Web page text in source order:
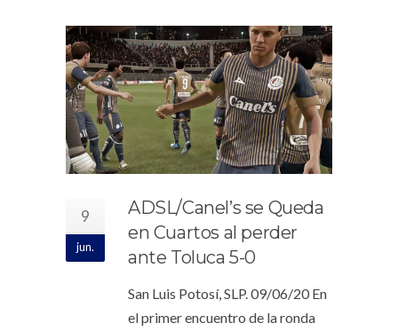
9
jun.
ADSL/Canel’s se Queda
en Cuartos al perder
ante Toluca 5-0
San Luis Potosí, SLP. 09/06/20 En
el primer encuentro de la ronda